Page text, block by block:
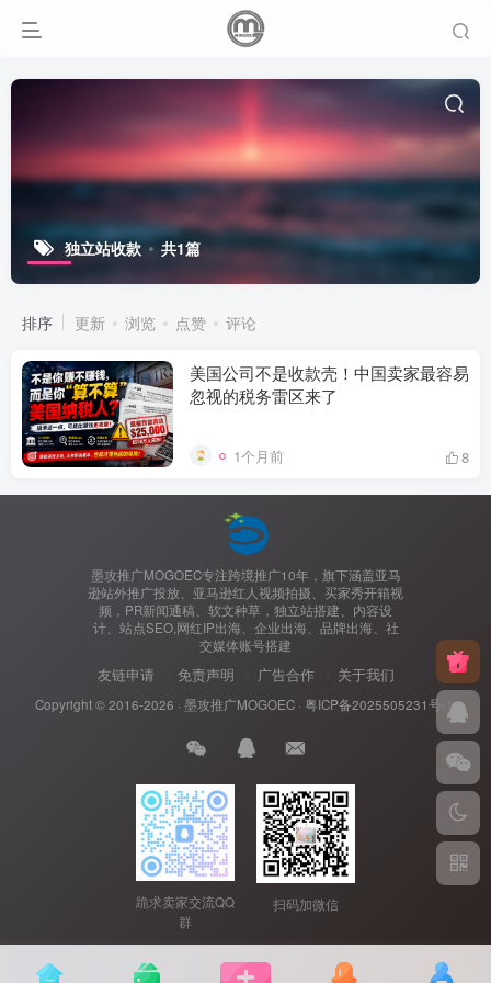
独立站收款 共1篇
排序 更新 浏览 点赞 评论
美国公司不是收款壳！中国卖家最容易
忽视的税务雷区来了
1个月前 8
墨攻推广MOGOEC专注跨境推广10年，旗下涵盖亚马
逊站外推广投放、亚马逊红人视频拍摄、买家秀开箱视
频，PR新闻通稿、软文种草，独立站搭建、内容设
计、站点SEO,网红IP出海、企业出海、品牌出海、社
交媒体账号搭建
友链申请 免责声明 广告合作 关于我们
Copyright © 2016-2026 · 墨攻推广MOGOEC· 粤ICP备2025505231号-1.
跪求卖家交流QQ
群
扫码加微信